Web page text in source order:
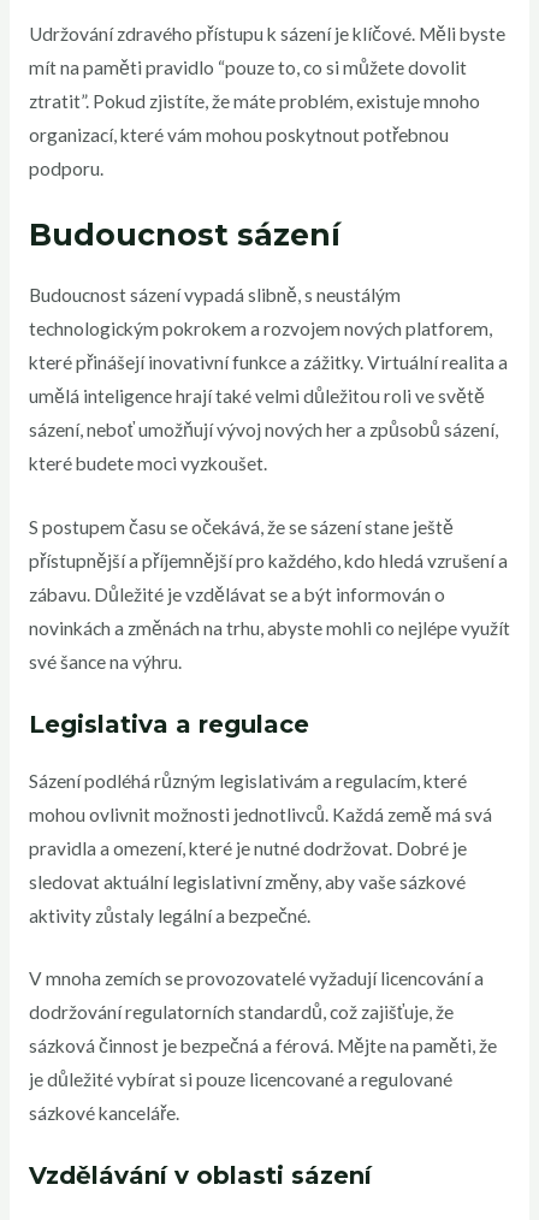
Udržování zdravého přístupu k sázení je klíčové. Měli byste
mít na paměti pravidlo “pouze to, co si můžete dovolit
ztratit”. Pokud zjistíte, že máte problém, existuje mnoho
organizací, které vám mohou poskytnout potřebnou
podporu.
Budoucnost sázení
Budoucnost sázení vypadá slibně, s neustálým
technologickým pokrokem a rozvojem nových platforem,
které přinášejí inovativní funkce a zážitky. Virtuální realita a
umělá inteligence hrají také velmi důležitou roli ve světě
sázení, neboť umožňují vývoj nových her a způsobů sázení,
které budete moci vyzkoušet.
S postupem času se očekává, že se sázení stane ještě
přístupnější a příjemnější pro každého, kdo hledá vzrušení a
zábavu. Důležité je vzdělávat se a být informován o
novinkách a změnách na trhu, abyste mohli co nejlépe využít
své šance na výhru.
Legislativa a regulace
Sázení podléhá různým legislativám a regulacím, které
mohou ovlivnit možnosti jednotlivců. Každá země má svá
pravidla a omezení, které je nutné dodržovat. Dobré je
sledovat aktuální legislativní změny, aby vaše sázkové
aktivity zůstaly legální a bezpečné.
V mnoha zemích se provozovatelé vyžadují licencování a
dodržování regulatorních standardů, což zajišťuje, že
sázková činnost je bezpečná a férová. Mějte na paměti, že
je důležité vybírat si pouze licencované a regulované
sázkové kanceláře.
Vzdělávání v oblasti sázení